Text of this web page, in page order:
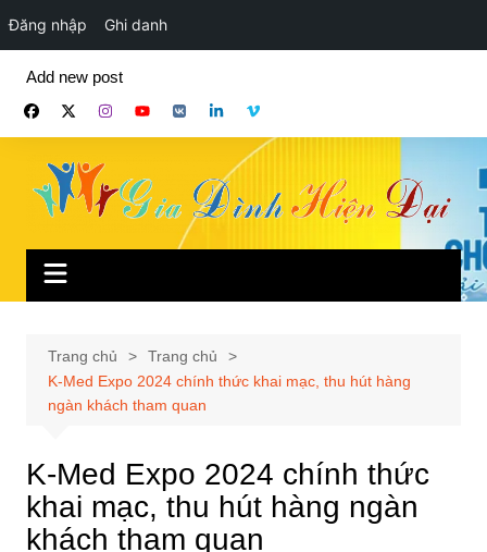
Đăng nhập Ghi danh
phần
Add new post
Trang chủ
Trang chủ
K-Med Expo 2024 chính thức khai mạc, thu hút hàng
ngàn khách tham quan
K-Med Expo 2024 chính thức
khai mạc, thu hút hàng ngàn
khách tham quan